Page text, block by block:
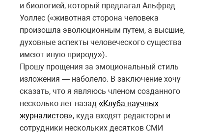
и биологией, который предлагал Альфред
Уоллес («животная сторона человека
произошла эволюционным путем, а высшие,
духовные аспекты человеческого существа
имеют иную природу»).
Прошу прощения за эмоциональный стиль
изложения — наболело. В заключение хочу
сказать, что я являюсь членом созданного
несколько лет назад «Клуба научных
журналистов», куда входят редакторы и
сотрудники нескольких десятков СМИ